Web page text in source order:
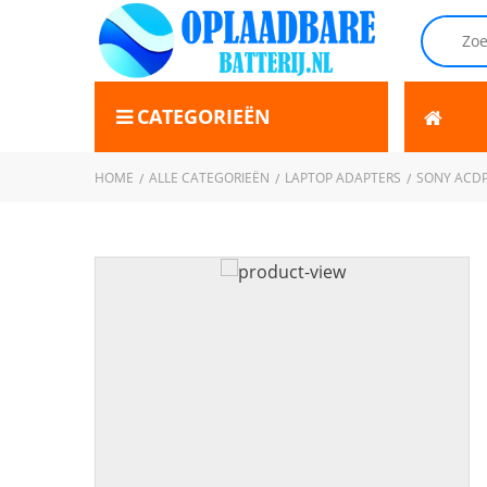
CATEGORIEËN
HOME ALLE CATEGORIEËN LAPTOP ADAPTERS SONY